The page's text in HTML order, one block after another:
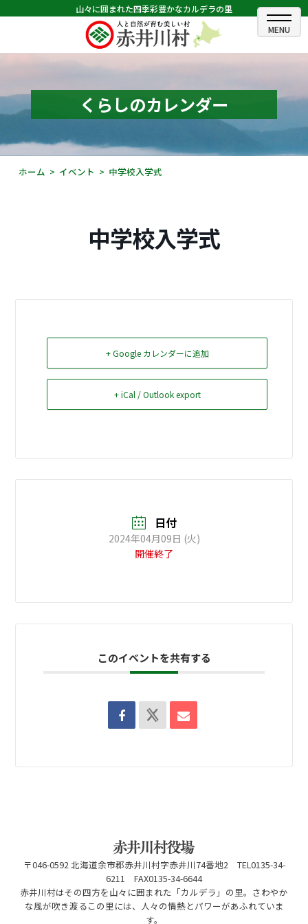
山々に囲まれた四季彩豊かなカルデラの里
ホーム
むらのできごと
むらのプロフィール
くらしの情報
観光・イベント情報
Select Language▼
くらしのカレンダー
ホーム イベント 中学校入学式
中学校入学式
+ Google カレンダーに追加
+ iCal / Outlook export
日付
2024年04月09日 (火)
開催終了
このイベントを共有する
〒046-0592 北海道余市郡赤井川村字赤井川74番地2 TEL0135-34-
6211 FAX0135-34-6644
赤井川村はその四方を山々に囲まれた「カルデラ」の里。さわやか
な風が吹き渡るこの里には、人々の情熱とパワーがあふれていま
す。